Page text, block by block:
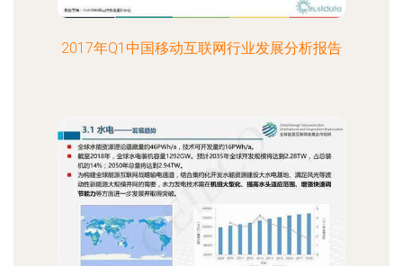
2017年Q1中国移动互联网行业发展分析报告